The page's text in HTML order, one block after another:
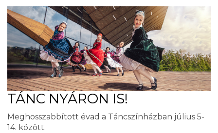
TÁNC NYÁRON IS!
Meghosszabbított évad a Táncszínházban július 5-
14. között.